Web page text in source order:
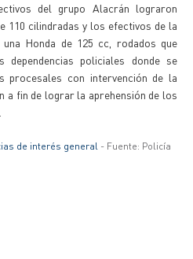
del grupo Alacrán lograron
110 cilindradas y los efectivos de la
Honda de 125 cc, rodados que
policiales donde se
procesales con intervención de la
a fin de lograr la aprehensión de los
de interés general - Fuente: Policía